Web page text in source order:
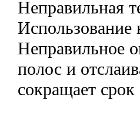
Неправильная
Использование
Неправильное
полос и
сокращает